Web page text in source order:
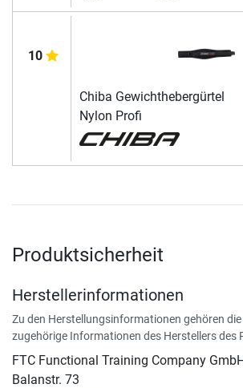
10
Chiba Gewichthebergürtel
Nylon Profi
Produktsicherheit
Herstellerinformationen
Zu den Herstellungsinformationen gehören die
zugehörige Informationen des Herstellers des
FTC Functional Training Company
Balanstr. 73